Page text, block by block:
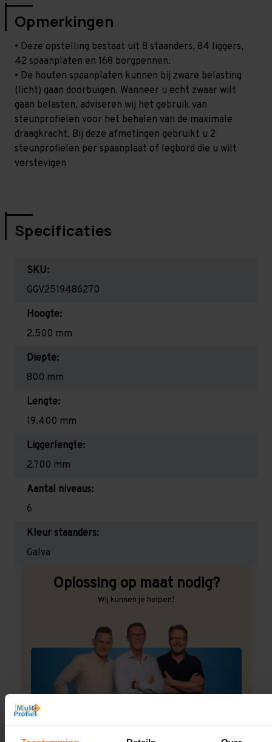
Opmerkingen
• Deze opstelling bestaat uit 8 staanders, 84 liggers,
42 spaanplaten en 168 borgpennen.
• De houten spaanplaten kunnen bij zware belasting
(licht) gaan doorbuigen. Wanneer u echt zwaar wilt
gaan belasten, adviseren wij het gebruik van
steunprofielen voor het behalen van de maximale
draagkracht. Bij deze afmetingen gebruikt u 2
steunprofielen per spaanplaat of legbord die u wilt
verstevigen
Specificaties
SKU:
GGV2519486270
Hoogte:
2.500 mm
Diepte:
800 mm
Lengte:
19.400 mm
Liggerlengte:
2.700 mm
Aantal niveaus:
6
Kleur staanders:
Galva
Oplossing op maat nodig?
Wij kunnen je helpen!